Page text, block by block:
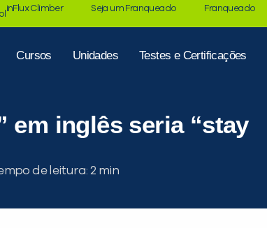
inFlux Climber Seja um Franqueado Franqueado
Cursos Unidades Testes e Certificações
em inglês seria “stay
de leitura: